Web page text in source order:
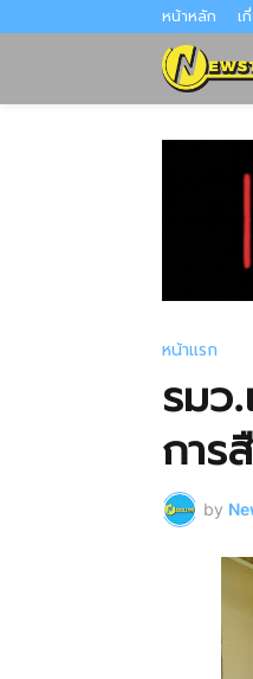
หน้าหลัก เ
หน้าแรก
รมว
การ
by